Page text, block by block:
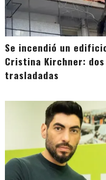
Se incendió un
Cristina Kirchner:
trasladadas